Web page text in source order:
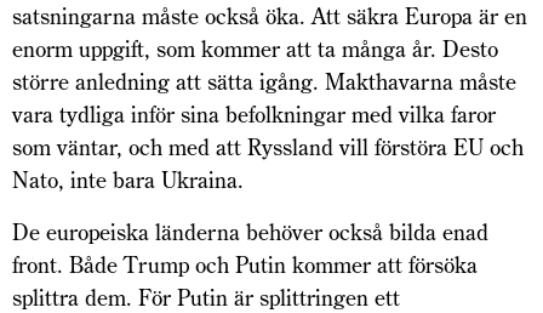
satsningarna måste också öka. Att säkra Europa är en
enorm uppgift, som kommer att ta många år. Desto
större anledning att sätta igång. Makthavarna måste
vara tydliga inför sina befolkningar med vilka faror
som väntar, och med att Ryssland vill förstöra EU och
Nato, inte bara Ukraina.
De europeiska länderna behöver också bilda enad
front. Både Trump och Putin kommer att försöka
splittra dem. För Putin är splittringen ett